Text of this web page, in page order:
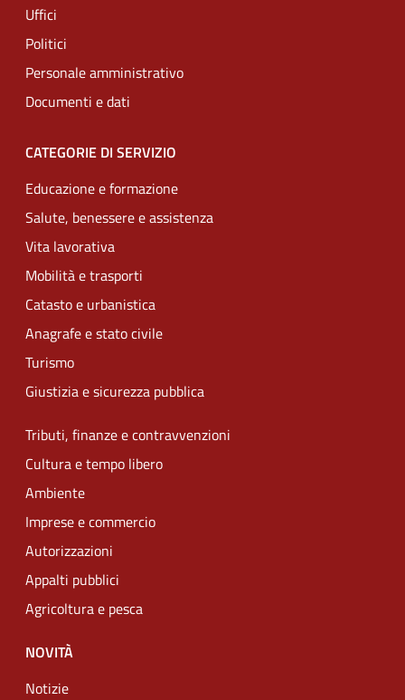
Uffici
Politici
Personale amministrativo
Documenti e dati
CATEGORIE DI SERVIZIO
Educazione e formazione
Salute, benessere e assistenza
Vita lavorativa
Mobilità e trasporti
Catasto e urbanistica
Anagrafe e stato civile
Turismo
Giustizia e sicurezza pubblica
Tributi, finanze e contravvenzioni
Cultura e tempo libero
Ambiente
Imprese e commercio
Autorizzazioni
Appalti pubblici
Agricoltura e pesca
NOVITÀ
Notizie